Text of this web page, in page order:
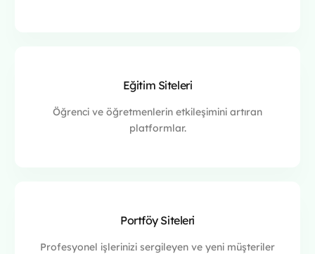
Eğitim Siteleri
Öğrenci ve öğretmenlerin etkileşimini artıran
platformlar.
Portföy Siteleri
Profesyonel işlerinizi sergileyen ve yeni müşteriler